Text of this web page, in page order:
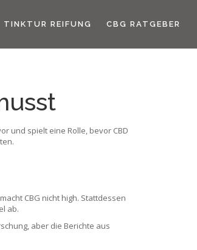
TINKTUR REIFUNG CBG RATGEBER
und spielt eine Rolle, bevor CBD
CBG nicht high. Stattdessen
ab.
aber die Berichte aus